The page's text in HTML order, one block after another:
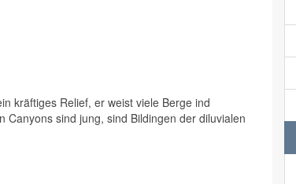
kräftiges Relief, er weist viele Berge ind
sind jung, sind Bildingen der diluvialen